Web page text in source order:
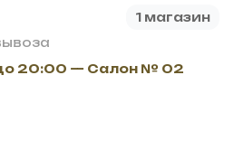
1 магазин
20:00 — Салон № 02